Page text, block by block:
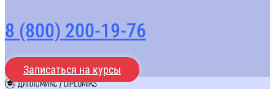
8 (800) 200-19-76
Записаться на курсы